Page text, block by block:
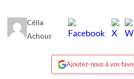
Célia
Achour
Ajoutez-nous à vos